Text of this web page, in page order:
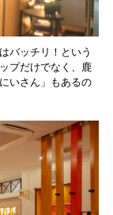
バッチリ！という
プだけでなく、鹿
いさん」もあるの